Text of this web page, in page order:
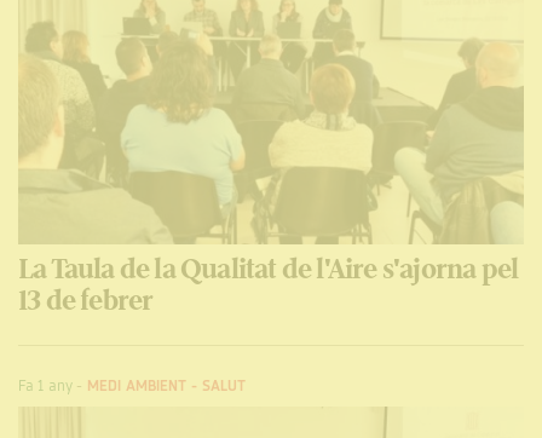
La Taula de la Qualitat de l'Aire s'ajorna pel
13 de febrer
Fa 1 any- MEDI AMBIENT - SALUT